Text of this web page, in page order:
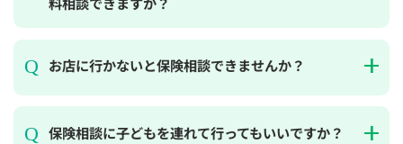
お店に行かないと保険相談できませんか？
保険相談に子どもを連れて行ってもいいですか？